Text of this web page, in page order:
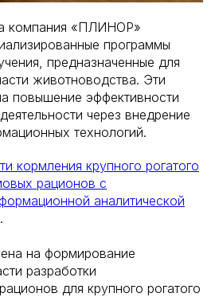
компания «ПЛИНОР»
программы
предназначенные для
животноводства. Эти
повышение эффективности
через внедрение
технологий.
кормления крупного рогатого
рационов с
аналитической
.
на формирование
разработки
для крупного рогатого